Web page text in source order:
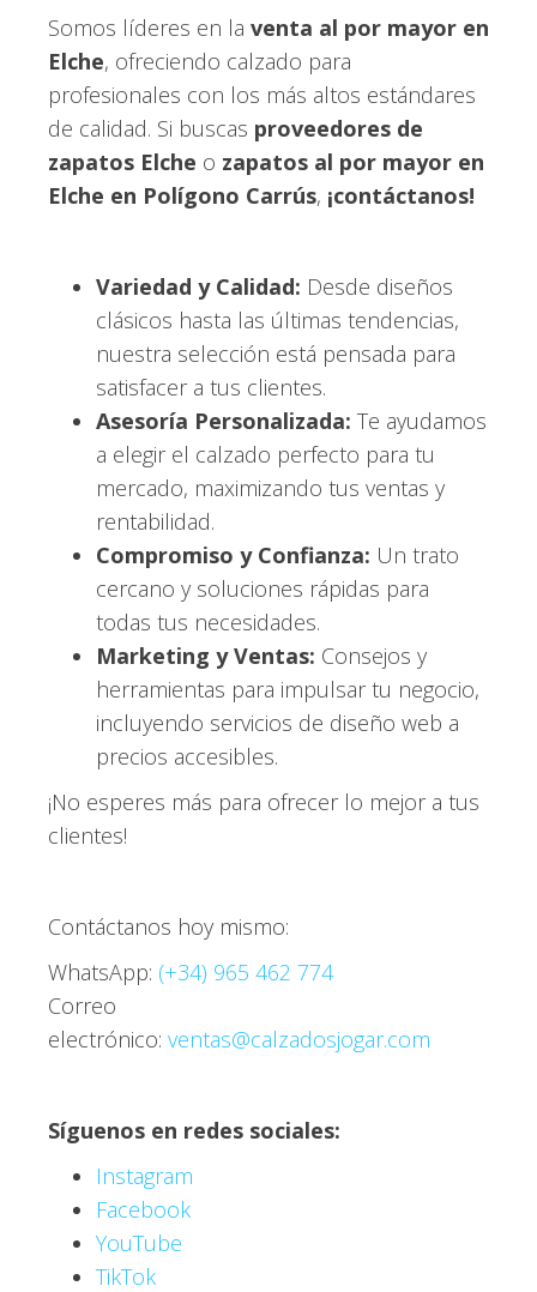
Somos líderes en la venta al por mayor en
Elche, ofreciendo calzado para
profesionales con los más altos estándares
de calidad. Si buscas proveedores de
zapatos Elche o zapatos al por mayor en
Elche en Polígono Carrús, ¡contáctanos!
Variedad y Calidad: Desde diseños
clásicos hasta las últimas tendencias,
nuestra selección está pensada para
satisfacer a tus clientes.
Asesoría Personalizada: Te ayudamos
a elegir el calzado perfecto para tu
mercado, maximizando tus ventas y
rentabilidad.
Compromiso y Confianza: Un trato
cercano y soluciones rápidas para
todas tus necesidades.
Marketing y Ventas: Consejos y
herramientas para impulsar tu negocio,
incluyendo servicios de diseño web a
precios accesibles.
¡No esperes más para ofrecer lo mejor a tus
clientes!
Contáctanos hoy mismo:
WhatsApp: (+34) 965 462 774
Correo
electrónico: ventas@calzadosjogar.com
Síguenos en redes sociales:
Instagram
Facebook
YouTube
TikTok